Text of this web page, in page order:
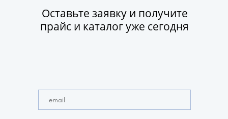
Оставьте заявку и получите
прайс и каталог уже сегодня